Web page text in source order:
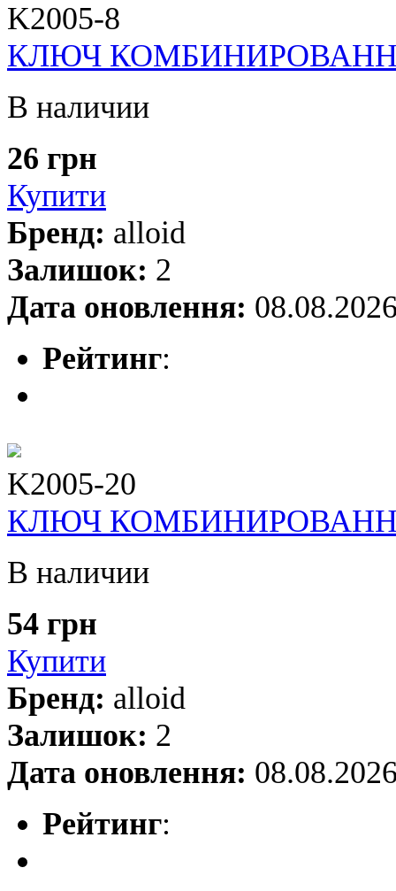
K2005-8
КЛЮЧ
В наличии
26 грн
Купити
Бренд: alloid
Залишок: 2
Дата оновлення:
Рейтинг:
K2005-20
КЛЮЧ
В наличии
54 грн
Купити
Бренд: alloid
Залишок: 2
Дата оновлення:
Рейтинг: